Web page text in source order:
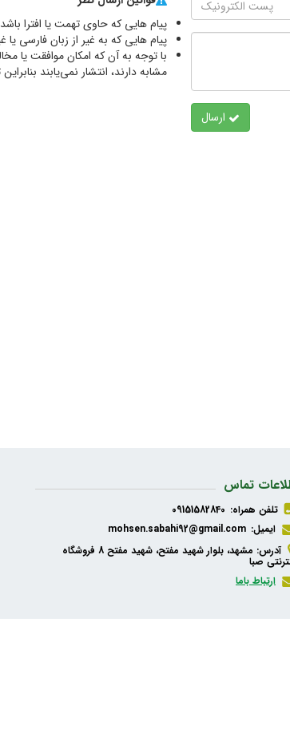
ارسال
پیام هایی که حاوی تهمت یا افترا
پیام هایی که به غیر از زبان فارسی
با توجه به آن که امکان موافقت یا
مشابه دارند، انتشار نمی‌یابند
تماس
تلفن همراه: 09151582840
ایمیل: mohsen.sabahi92@gmail.com
آدرس: مشهد، بلوار شهید مفتح، شهید مفتح 8 فروشگاه
صبا
ارتباط باما